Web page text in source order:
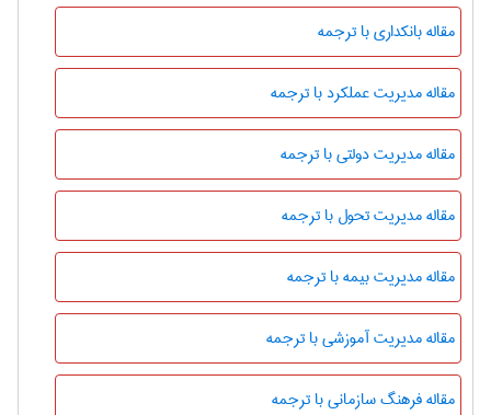
مقاله بانکداری با ترجمه
مقاله مدیریت عملکرد با ترجمه
مقاله مدیریت دولتی با ترجمه
مقاله مدیریت تحول با ترجمه
مقاله مدیریت بیمه با ترجمه
مقاله مدیریت آموزشی با ترجمه
مقاله فرهنگ سازمانی با ترجمه